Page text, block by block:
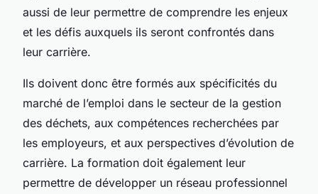
aussi de leur permettre de comprendre les enjeux
et les défis auxquels ils seront confrontés dans
leur carrière.
Ils doivent donc être formés aux spécificités du
marché de l’emploi dans le secteur de la gestion
des déchets, aux compétences recherchées par
les employeurs, et aux perspectives d’évolution de
carrière. La formation doit également leur
permettre de développer un réseau professionnel